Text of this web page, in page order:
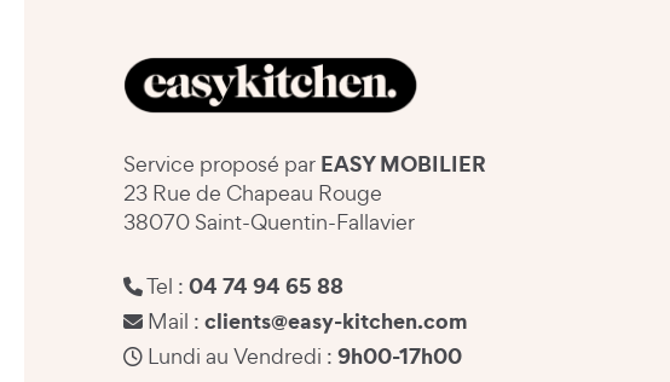
Service proposé par EASY MOBILIER
23 Rue de Chapeau Rouge
38070 Saint-Quentin-Fallavier
Tel : 04 74 94 65 88
Mail : clients@easy-kitchen.com
Lundi au Vendredi : 9h00-17h00